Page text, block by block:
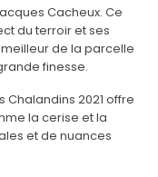
Cacheux. Ce
du terroir et ses
de la parcelle
finesse.
Chalandins 2021 offre
la cerise et la
et de nuances